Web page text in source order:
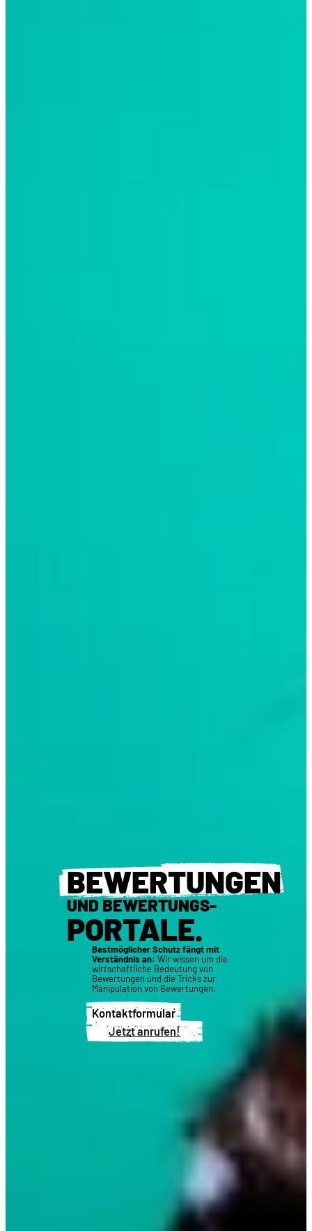
BEWERTUNGEN
UND BEWERTUNGS-
PORTALE.
Bestmöglicher Schutz fängt mit
Verständnis an: Wir wissen um die
wirtschaftliche Bedeutung von
Bewertungen und die Tricks zur
Manipulation von Bewertungen.
Kontaktformular
Jetzt anrufen!